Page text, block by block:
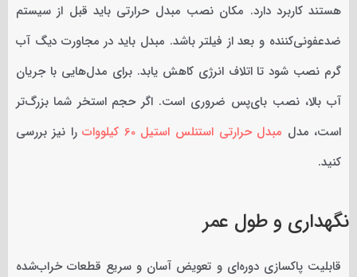
هستند کاربرد دارد. مکان نصب مبدل حرارتی باید قبل از سیستم
ضدعفونی‌کننده و بعد از فیلتر باشد. مبدل باید در مجاورت دیگ آب
گرم نصب شود تا اتلاف انرژی کاهش یابد. برای مدل‌هایی با جریان
آب بالا، نصب بای‌پس ضروری است. اگر حجم استخر شما بزرگ‌تر
است، مدل مبدل حرارتی استنلس استیل 60 کیلووات
را نیز بررسی
کنید.
نگهداری و طول عمر
قابلیت پاکسازی دوره‌ای و تعویض آسان و سریع قطعات خراب‌شده